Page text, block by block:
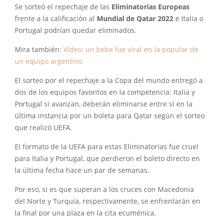
Se sorteó el repechaje de las Eliminatorias Europeas
frente a la calificación al Mundial de Qatar 2022 e Italia o
Portugal podrían quedar eliminados.
Mira también: Video: un bebe fue viral en la popular de
un equipo argentino
El sorteo por el repechaje a la Copa del mundo entregó a
dos de los equipos favoritos en la competencia: Italia y
Portugal si avanzan, deberán eliminarse entre sí en la
última instancia por un boleta para Qatar según el sorteo
que realizó UEFA.
El formato de la UEFA para estas Eliminatorias fue cruel
para Italia y Portugal, que perdieron el boleto directo en
la última fecha hace un par de semanas.
Por eso, si es que superan a los cruces con Macedonia
del Norte y Turquía, respectivamente, se enfrentarán en
la final por una plaza en la cita ecuménica.